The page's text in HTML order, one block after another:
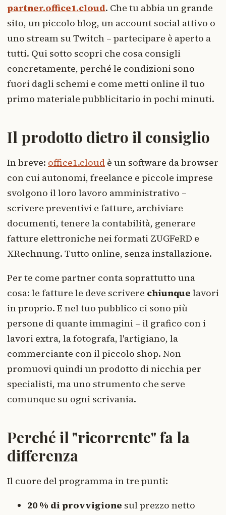
partner.office1.cloud. Che tu abbia un grande
sito, un piccolo blog, un account social attivo o
uno stream su Twitch – partecipare è aperto a
tutti. Qui sotto scopri che cosa consigli
concretamente, perché le condizioni sono
fuori dagli schemi e come metti online il tuo
primo materiale pubblicitario in pochi minuti.
Il prodotto dietro il consiglio
In breve: office1.cloud è un software da browser
con cui autonomi, freelance e piccole imprese
svolgono il loro lavoro amministrativo –
scrivere preventivi e fatture, archiviare
documenti, tenere la contabilità, generare
fatture elettroniche nei formati ZUGFeRD e
XRechnung. Tutto online, senza installazione.
Per te come partner conta soprattutto una
cosa: le fatture le deve scrivere chiunque lavori
in proprio. E nel tuo pubblico ci sono più
persone di quante immagini – il grafico con i
lavori extra, la fotografa, l'artigiano, la
commerciante con il piccolo shop. Non
promuovi quindi un prodotto di nicchia per
specialisti, ma uno strumento che serve
comunque su ogni scrivania.
Perché il "ricorrente" fa la
differenza
Il cuore del programma in tre punti:
20 % di provvigione sul prezzo netto